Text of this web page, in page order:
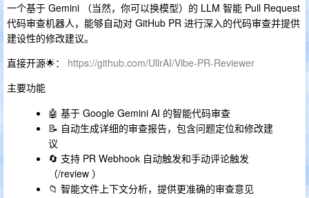
一个基于 Gemini （当然，你可以换模型）的 LLM 智能 Pull Request
代码审查机器人，能够自动对 GitHub PR 进行深入的代码审查并提供
建设性的修改建议。
直接开源🌟： https://github.com/UllrAI/Vibe-PR-Reviewer
主要功能
🤖 基于 Google Gemini AI 的智能代码审查
📝 自动生成详细的审查报告，包含问题定位和修改建
议
🔄 支持 PR Webhook 自动触发和手动评论触发
（/review ）
📁 智能文件上下文分析，提供更准确的审查意见